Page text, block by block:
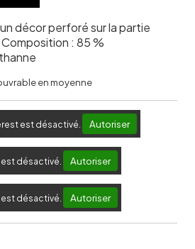
décor perforé sur la partie
: 85 %
en moyenne
est désactivé. Autoriser
désactivé. Autoriser
désactivé. Autoriser